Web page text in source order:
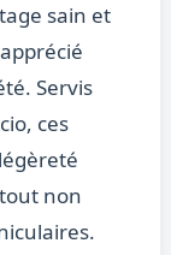
sain et
Servis
ces
non